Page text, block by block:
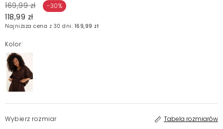
169,99 zł -30%
118,99 zł
Najniższa cena z 30 dni: 169,99 zł
Kolor:
Wybierz rozmiar Tabela rozmiarów